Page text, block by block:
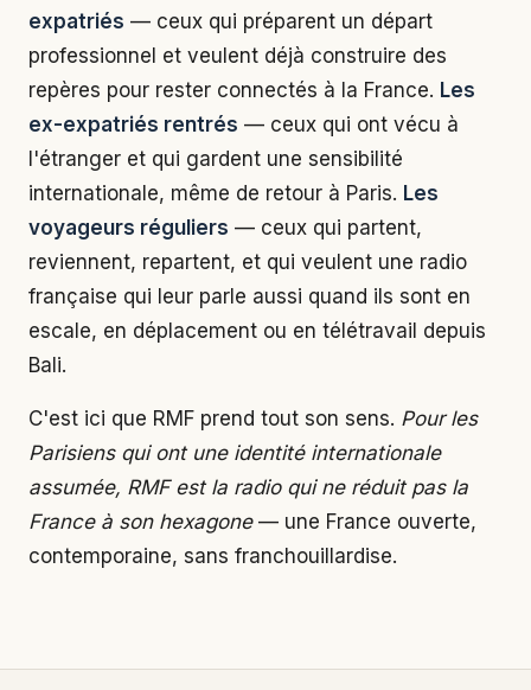
expatriés — ceux qui préparent un départ
professionnel et veulent déjà construire des
repères pour rester connectés à la France. Les
ex-expatriés rentrés — ceux qui ont vécu à
l'étranger et qui gardent une sensibilité
internationale, même de retour à Paris. Les
voyageurs réguliers — ceux qui partent,
reviennent, repartent, et qui veulent une radio
française qui leur parle aussi quand ils sont en
escale, en déplacement ou en télétravail depuis
Bali.
C'est ici que RMF prend tout son sens. Pour les
Parisiens qui ont une identité internationale
assumée, RMF est la radio qui ne réduit pas la
France à son hexagone— une France ouverte,
contemporaine, sans franchouillardise.